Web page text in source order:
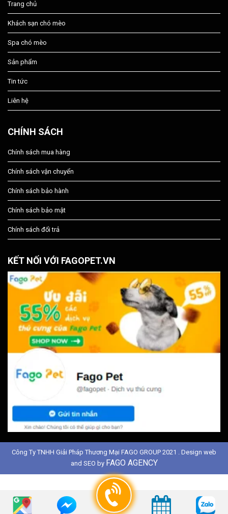
Trang chủ
Khách sạn chó mèo
Spa chó mèo
Sản phẩm
Tin tức
Liên hệ
CHÍNH SÁCH
Chính sách mua hàng
Chính sách vận chuyển
Chính sách bảo hành
Chính sách bảo mật
Chính sách đổi trả
KẾT NỐI VỚI FAGOPET.VN
Công Ty TNHH Giải Pháp Thương Mại FAGO GROUP 2021 . Design web
and SEO by FAGO AGENCY